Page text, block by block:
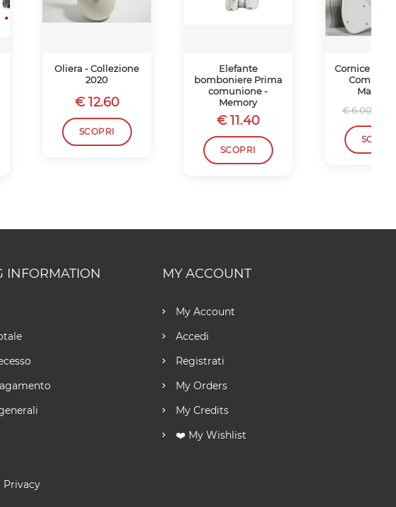
Oliera - Collezione
2020
€ 12.60
SCOPRI
Elefante
bomboniere Prima
comunione -
Memory
€ 11.40
SCOPRI
Cornice con
€ 6.00
INFORMATION
Privacy
MY ACCOUNT
My Account
Accedi
Registrati
My Orders
My Credits
❤️ My Wishlist